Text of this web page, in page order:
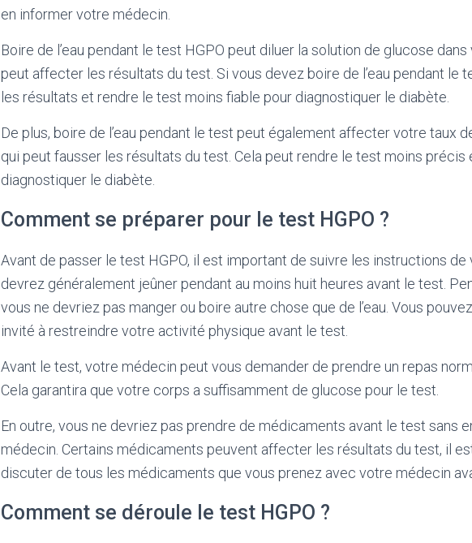
en informer votre médecin.
Boire de l’eau pendant le test HGPO peut diluer la solution de glucose
peut affecter les résultats du test. Si vous devez boire de l’eau pendant le
les résultats et rendre le test moins fiable pour diagnostiquer le diabète.
De plus, boire de l’eau pendant le test peut également affecter votre taux
qui peut fausser les résultats du test. Cela peut rendre le test moins précis
diagnostiquer le diabète.
Comment se préparer pour le test HGPO ?
Avant de passer le test HGPO, il est important de suivre les instructions de
devrez généralement jeûner pendant au moins huit heures avant le test.
vous ne devriez pas manger ou boire autre chose que de l’eau. Vous
invité à restreindre votre activité physique avant le test.
Avant le test, votre médecin peut vous demander de prendre un repas
Cela garantira que votre corps a suffisamment de glucose pour le test.
En outre, vous ne devriez pas prendre de médicaments avant le test sans
médecin. Certains médicaments peuvent affecter les résultats du test, il
discuter de tous les médicaments que vous prenez avec votre médecin
Comment se déroule le test HGPO ?